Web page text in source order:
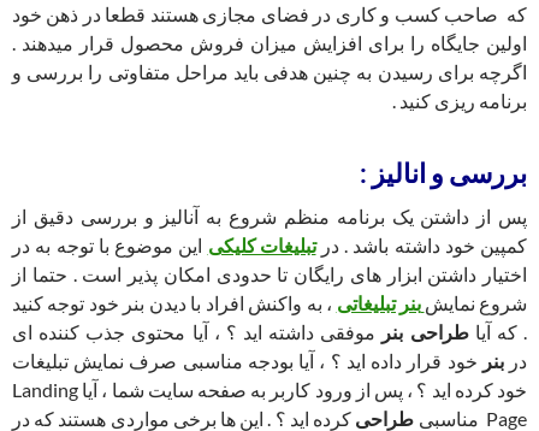
که صاحب کسب و کاری در فضای مجازی هستند قطعا در ذهن خود
اولین جایگاه را برای افزایش میزان فروش محصول قرار میدهند .
اگرچه برای رسیدن به چنین هدفی باید مراحل متفاوتی را بررسی و
برنامه ریزی کنید .
بررسی و انالیز :
پس از داشتن یک برنامه منظم شروع به آنالیز و بررسی دقیق از
کمپین خود داشته باشد . درتبلیغات کلیکی این موضوع با توجه به در
اختیار داشتن ابزار های رایگان تا حدودی امکان پذیر است . حتما از
شروع نمایش بنر تبلیغاتی ، به واکنش افراد با دیدن بنر خود توجه کنید
. که آیاطراحی بنر موفقی داشته اید ؟ ، آیا محتوی جذب کننده ای
دربنر خود قرار داده اید ؟ ، آیا بودجه مناسبی صرف نمایش تبلیغات
خود کرده اید ؟ ، پس از ورود کاربر به صفحه سایت شما ، آیا Landing
Page مناسبی
طراحی کرده اید ؟ . این ها برخی مواردی هستند که در